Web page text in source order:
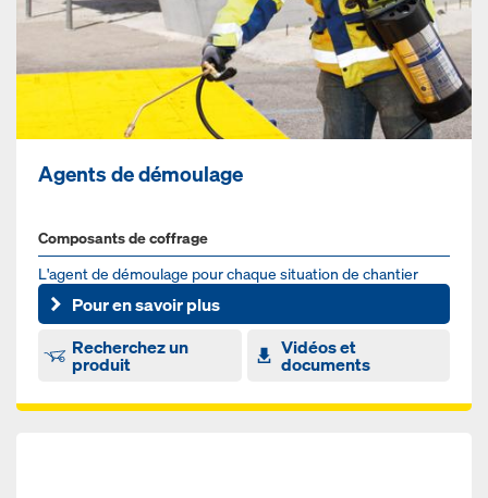
Agents de démoulage
Composants de coffrage
L'agent de dé­mou­lage pour chaque si­tua­tion de chan­tier
Pour en savoir plus
Recherchez un
produit
Vidéos et
documents